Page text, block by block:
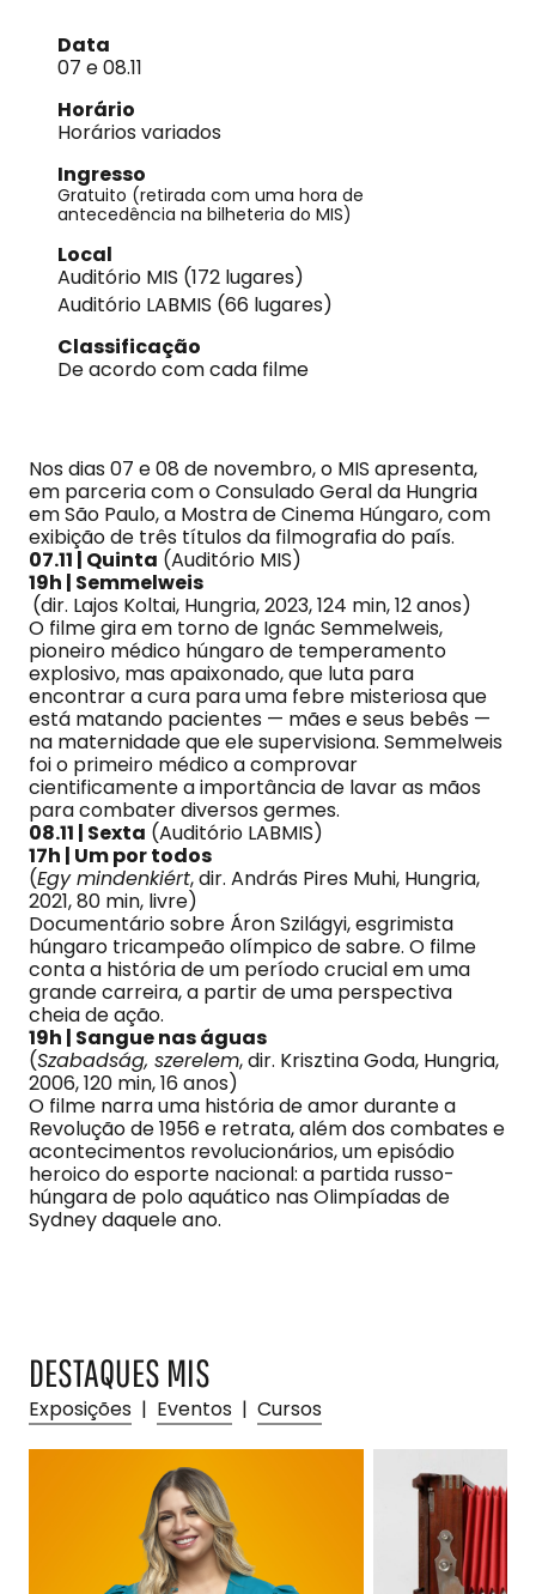
Data
07 e 08.11
Horário
Horários variados
Ingresso
Gratuito (retirada com uma hora de
antecedência na bilheteria do MIS)
Local
Auditório MIS (172 lugares)
Auditório LABMIS (66 lugares)
Classificação
De acordo com cada filme
Nos dias 07 e 08 de novembro, o MIS apresenta,
em parceria com o Consulado Geral da Hungria
em São Paulo, a Mostra de Cinema Húngaro, com
exibição de três títulos da filmografia do país.
07.11 | Quinta (Auditório MIS)
19h | Semmelweis
(dir. Lajos Koltai, Hungria, 2023, 124 min, 12 anos)
O filme gira em torno de Ignác Semmelweis,
pioneiro médico húngaro de temperamento
explosivo, mas apaixonado, que luta para
encontrar a cura para uma febre misteriosa que
está matando pacientes — mães e seus bebês —
na maternidade que ele supervisiona. Semmelweis
foi o primeiro médico a comprovar
cientificamente a importância de lavar as mãos
para combater diversos germes.
08.11 | Sexta (Auditório LABMIS)
17h | Um por todos
(Egy mindenkiért, dir. András Pires Muhi, Hungria,
2021, 80 min, livre)
Documentário sobre Áron Szilágyi, esgrimista
húngaro tricampeão olímpico de sabre. O filme
conta a história de um período crucial em uma
grande carreira, a partir de uma perspectiva
cheia de ação.
19h | Sangue nas águas
(Szabadság, szerelem, dir. Krisztina Goda, Hungria,
2006, 120 min, 16 anos)
O filme narra uma história de amor durante a
Revolução de 1956 e retrata, além dos combates e
acontecimentos revolucionários, um episódio
heroico do esporte nacional: a partida russo-
húngara de polo aquático nas Olimpíadas de
Sydney daquele ano.
DESTAQUES MIS
Exposições | Eventos | Cursos